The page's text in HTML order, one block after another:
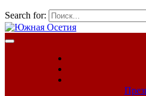
Search for: